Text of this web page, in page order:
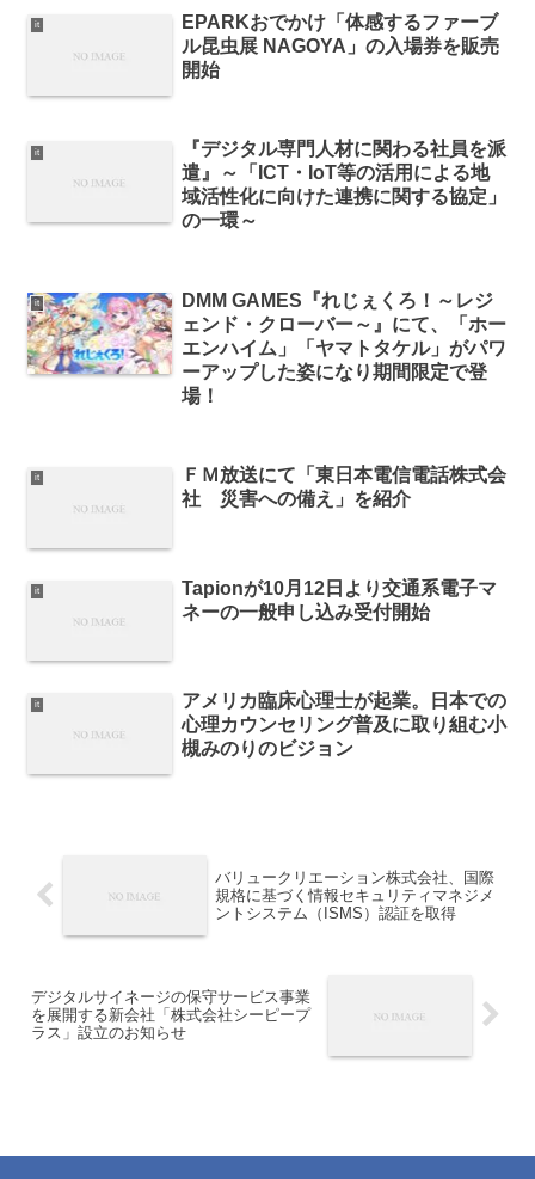
it
EPARKおでかけ「体感するファーブ
ル昆虫展 NAGOYA」の入場券を販売
開始
it
『デジタル専門人材に関わる社員を派
遣』～「ICT・IoT等の活用による地
域活性化に向けた連携に関する協定」
の一環～
it
DMM GAMES『れじぇくろ！～レジ
ェンド・クローバー～』にて、「ホー
エンハイム」「ヤマトタケル」がパワ
ーアップした姿になり期間限定で登
場！
it
ＦＭ放送にて「東日本電信電話株式会
社 災害への備え」を紹介
it
Tapionが10月12日より交通系電子マ
ネーの一般申し込み受付開始
it
アメリカ臨床心理士が起業。日本での
心理カウンセリング普及に取り組む小
槻みのりのビジョン
バリュークリエーション株式会社、国際
規格に基づく情報セキュリティマネジメ
ントシステム（ISMS）認証を取得
デジタルサイネージの保守サービス事業
を展開する新会社「株式会社シーピープ
ラス」設立のお知らせ